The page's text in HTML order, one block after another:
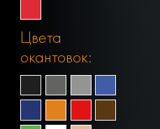
Цвета
окантовок: